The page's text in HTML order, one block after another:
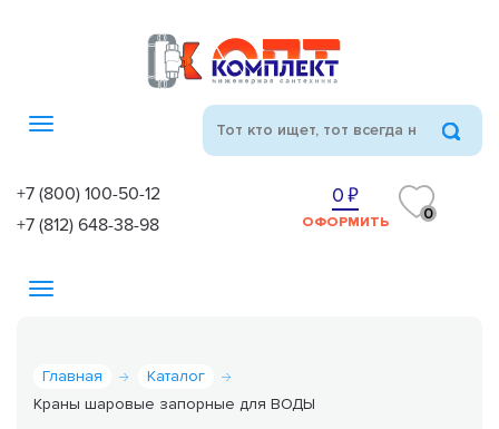
Toggle
+7 (800) 100-50-12
+7 (812) 648-38-98
0
ОФОРМИТЬ 0
Toggle
Главная
Каталог
Краны шаровые запорные для ВОДЫ